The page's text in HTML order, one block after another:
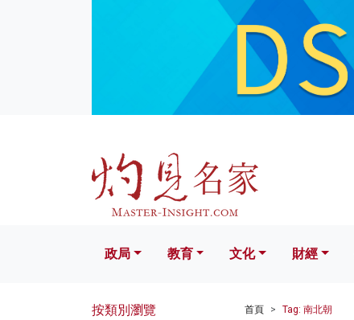
文化 財經 生活
政局 教育 文化 財經
首頁 Tag: 南北朝
按類別瀏覽